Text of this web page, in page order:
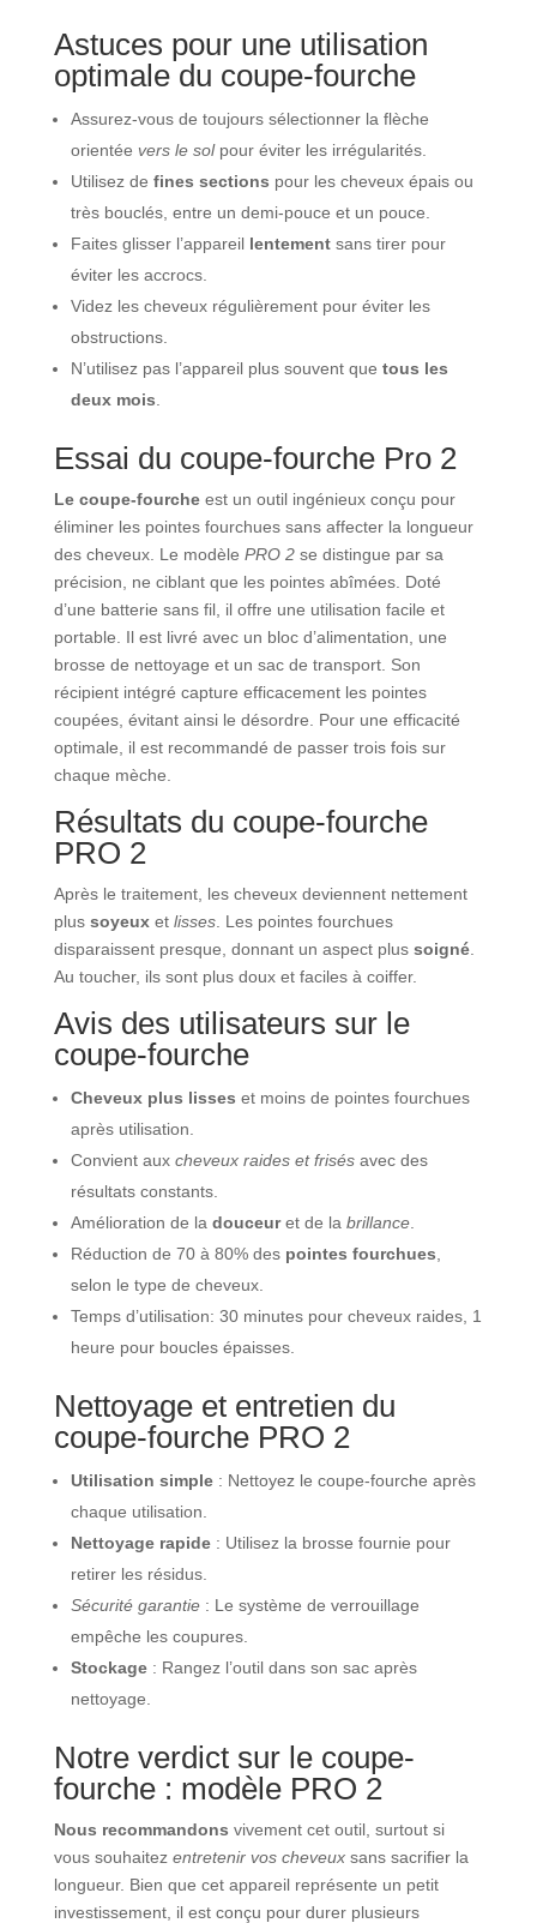
Astuces pour une utilisation
optimale du coupe-fourche
Assurez-vous de toujours sélectionner la flèche
orientée vers le solpour éviter les irrégularités.
Utilisez de fines sections pour les cheveux épais ou
très bouclés, entre un demi-pouce et un pouce.
Faites glisser l’appareil lentementsans tirer pour
éviter les accrocs.
Videz les cheveux régulièrement pour éviter les
obstructions.
N’utilisez pas l’appareil plus souvent que tous les
deux mois
Essai du coupe-fourche Pro 2
Le coupe-fourcheest un outil ingénieux conçu pour
éliminer les pointes fourchues sans affecter la longueur
des cheveux. Le modèle PRO 2se distingue par sa
précision, ne ciblant que les pointes abîmées. Doté
d’une batterie sans fil, il offre une utilisation facile et
portable. Il est livré avec un bloc d’alimentation, une
brosse de nettoyage et un sac de transport. Son
récipient intégré capture efficacement les pointes
coupées, évitant ainsi le désordre. Pour une efficacité
optimale, il est recommandé de passer trois fois sur
chaque mèche.
Résultats du coupe-fourche
PRO 2
Après le traitement, les cheveux deviennent nettement
plus soyeuxet lisses. Les pointes fourchues
disparaissent presque, donnant un aspect plus soigné.
Au toucher, ils sont plus doux et faciles à coiffer.
Avis des utilisateurs sur le
coupe-fourche
Cheveux plus lisses et moins de pointes fourchues
après utilisation.
Convient aux cheveux raides et frisésavec des
résultats constants.
Amélioration de la douceuret de la brillance.
Réduction de 70 à 80% des pointes fourchues
selon le type de cheveux.
Temps d’utilisation: 30 minutes pour cheveux raides, 1
heure pour boucles épaisses.
Nettoyage et entretien du
coupe-fourche PRO 2
Utilisation simple: Nettoyez le coupe-fourche après
chaque utilisation.
Nettoyage rapide: Utilisez la brosse fournie pour
retirer les résidus.
Sécurité garantie: Le système de verrouillage
empêche les coupures.
Stockage: Rangez l’outil dans son sac après
nettoyage.
Notre verdict sur le coupe-
fourche : modèle PRO 2
Nous recommandons vivement cet outil, surtout si
vous souhaitez entretenir vos cheveuxsans sacrifier la
longueur. Bien que cet appareil représente un petit
investissement, il est conçu pour durer plusieurs